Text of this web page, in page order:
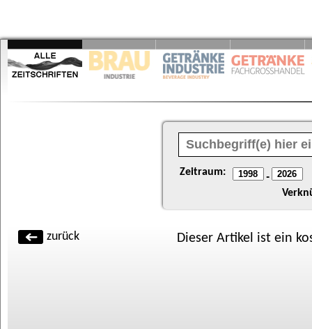
Zeitraum: -
zurück Dieser Artikel ist ein